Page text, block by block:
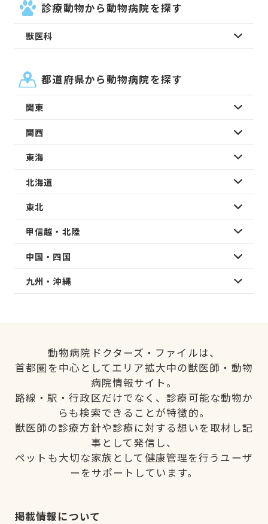
診療動物から動物病院を探す
獣医科
都道府県から動物病院を探す
関東
関西
東海
北海道
東北
甲信越・北陸
中国・四国
九州・沖縄
動物病院ドクターズ・ファイルは、
首都圏を中心としてエリア拡大中の獣医師・動物
病院情報サイト。
路線・駅・行政区だけでなく、診療可能な動物か
らも検索できることが特徴的。
獣医師の診療方針や診療に対する想いを取材し記
事として発信し、
ペットも大切な家族として健康管理を行うユーザ
ーをサポートしています。
掲載情報について